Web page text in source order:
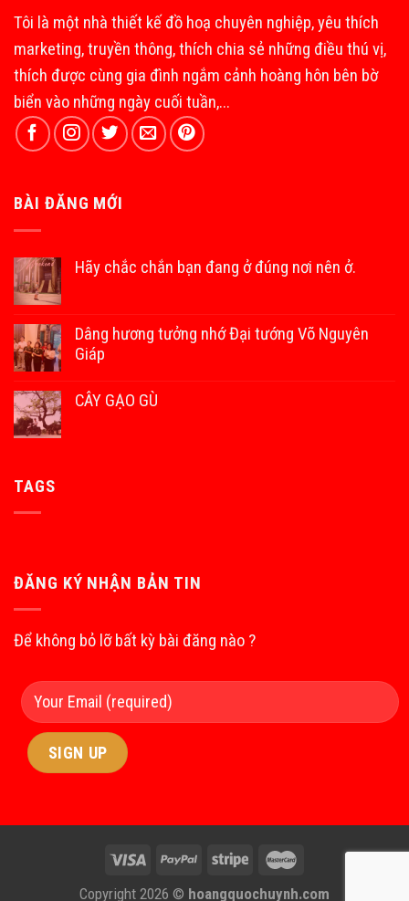
Tôi là một nhà thiết kế đồ hoạ chuyên nghiệp, yêu thích
marketing, truyền thông, thích chia sẻ những điều thú vị,
thích được cùng gia đình ngắm cảnh hoàng hôn bên bờ
biển vào những ngày cuối tuần,...
BÀI ĐĂNG MỚI
Hãy chắc chắn bạn đang ở đúng nơi nên ở.
Dâng hương tưởng nhớ Đại tướng Võ Nguyên
Giáp
CÂY GẠO GÙ
TAGS
ĐĂNG KÝ NHẬN BẢN TIN
Để không bỏ lỡ bất kỳ bài đăng nào ?
Copyright 2026 © hoangquochuynh.com